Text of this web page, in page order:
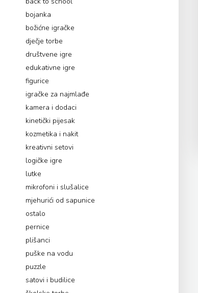
bojanka
božićne igračke
dječje torbe
društvene igre
edukativne igre
figurice
igračke za najmlađe
kamera i dodaci
kinetički pijesak
kozmetika i nakit
kreativni setovi
logičke igre
lutke
mikrofoni i slušalice
mjehurići od sapunice
ostalo
pernice
plišanci
puške na vodu
puzzle
satovi i budilice